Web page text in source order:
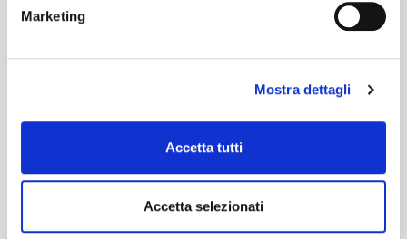
Marketing
Mostra dettagli
Accetta tutti
Accetta selezionati